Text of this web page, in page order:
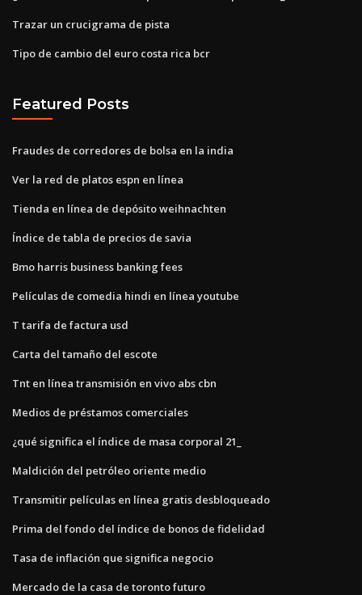
Trazar un crucigrama de pista
Tipo de cambio del euro costa rica bcr
Featured Posts
Fraudes de corredores de bolsa en la india
Ver la red de platos espn en línea
Tienda en línea de depósito weihnachten
Índice de tabla de precios de savia
Bmo harris business banking fees
Películas de comedia hindi en línea youtube
T tarifa de factura usd
Carta del tamaño del escote
Tnt en línea transmisión en vivo abs cbn
Medios de préstamos comerciales
¿qué significa el índice de masa corporal 21_
Maldición del petróleo oriente medio
Transmitir películas en línea gratis desbloqueado
Prima del fondo del índice de bonos de fidelidad
Tasa de inflación que significa negocio
Mercado de la casa de toronto futuro